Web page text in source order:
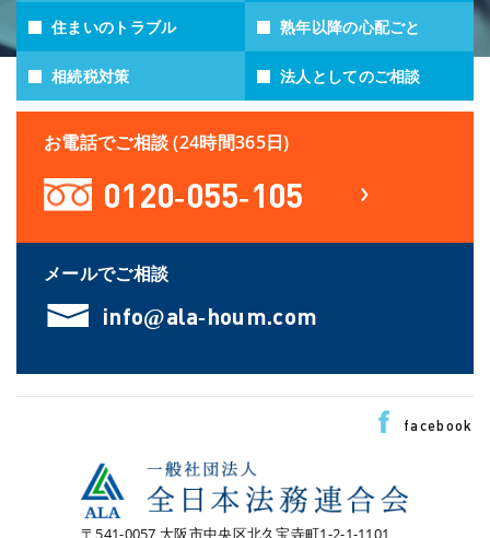
住まいのトラブル 熟年以降の心配ごと
相続税対策 法人としてのご相談
お電話でご相談 (24時間365日)
0120-055-105
メールでご相談
info@ala-houm.com
facebook
〒541-0057 大阪市中央区北久宝寺町1-2-1-1101